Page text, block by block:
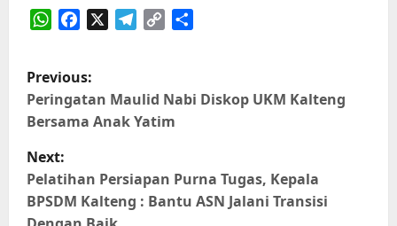
P
o
s
t
Previous:
Peringatan Maulid Nabi Diskop UKM Kalteng
Bersama Anak Yatim
Next:
Pelatihan Persiapan Purna Tugas, Kepala
BPSDM Kalteng : Bantu ASN Jalani Transisi